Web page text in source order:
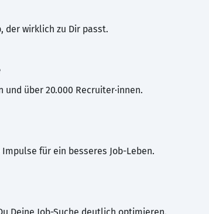
der wirklich zu Dir passt.
über 20.000 Recruiter·innen.
für ein besseres Job-Leben.